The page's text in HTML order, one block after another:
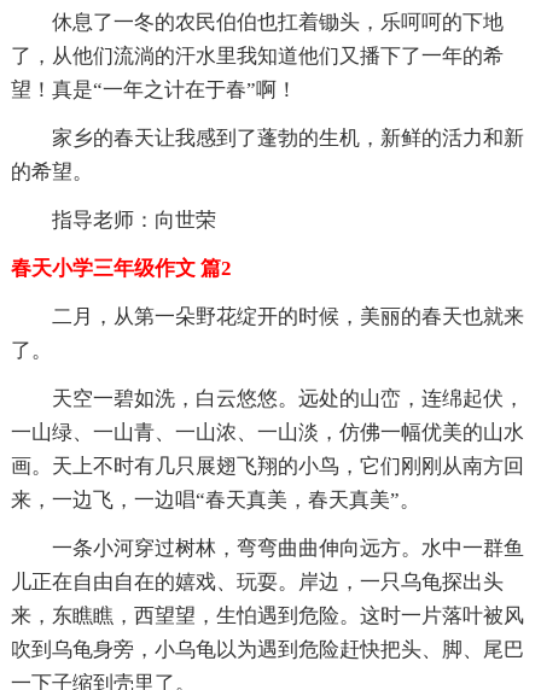
休息了一冬的农民伯伯也扛着锄头，乐呵呵的下地
了，从他们流淌的汗水里我知道他们又播下了一年的希
望！真是“一年之计在于春”啊！
家乡的春天让我感到了蓬勃的生机，新鲜的活力和新
的希望。
指导老师：向世荣
春天小学三年级作文 篇2
二月，从第一朵野花绽开的时候，美丽的春天也就来
了。
天空一碧如洗，白云悠悠。远处的山峦，连绵起伏，
一山绿、一山青、一山浓、一山淡，仿佛一幅优美的山水
画。天上不时有几只展翅飞翔的小鸟，它们刚刚从南方回
来，一边飞，一边唱“春天真美，春天真美”。
一条小河穿过树林，弯弯曲曲伸向远方。水中一群鱼
儿正在自由自在的嬉戏、玩耍。岸边，一只乌龟探出头
来，东瞧瞧，西望望，生怕遇到危险。这时一片落叶被风
吹到乌龟身旁，小乌龟以为遇到危险赶快把头、脚、尾巴
一下子缩到壳里了。